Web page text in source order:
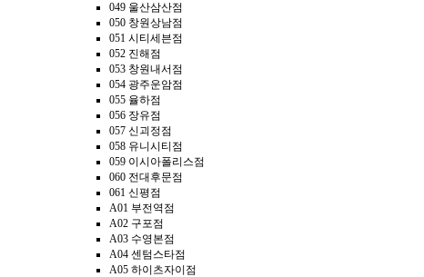
049 울산삼산점
050 창원상남점
051 시티세븐점
052 진해점
053 창원내서점
054 광주운암점
055 율하점
056 장유점
057 신괴정점
058 유니시티점
059 이시아폴리스점
060 전대후문점
061 신평점
A01 부전역점
A02 구포점
A03 수영본점
A04 센텀스타점
A05 하이츠자이점